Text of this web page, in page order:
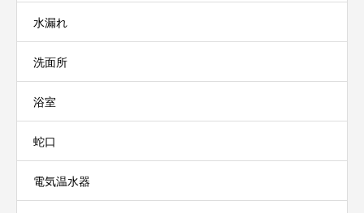
水漏れ
洗面所
浴室
蛇口
電気温水器